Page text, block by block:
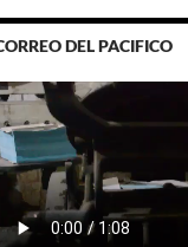
DEL PACIFICO